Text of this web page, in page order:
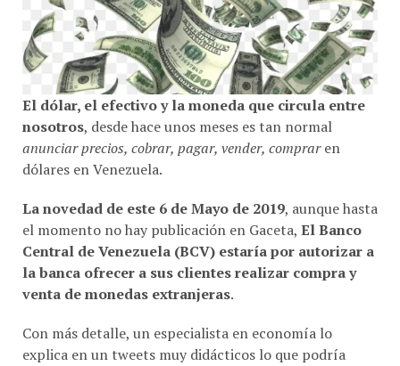
El dólar, el efectivo y la moneda que circula entre
nosotros , desde hace unos meses es tan normal
anunciar precios, cobrar, pagar, vender, compraren
dólares en Venezuela.
el momento no hay publicación en Gaceta,El Banco
Central de Venezuela (BCV) estaría por autorizar a
la banca ofrecer a sus clientes realizar compra y
venta de monedas extranjeras.
explica en un tweets muy didácticos lo que podría
esperarse.